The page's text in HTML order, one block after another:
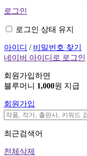
로그인
로그인 상태 유지
아이디 / 비밀번호 찾기
네이버 아이디로 로그인
회원가입하면
블루머니 1,000원 지급
회원가입
최근검색어
전체삭제